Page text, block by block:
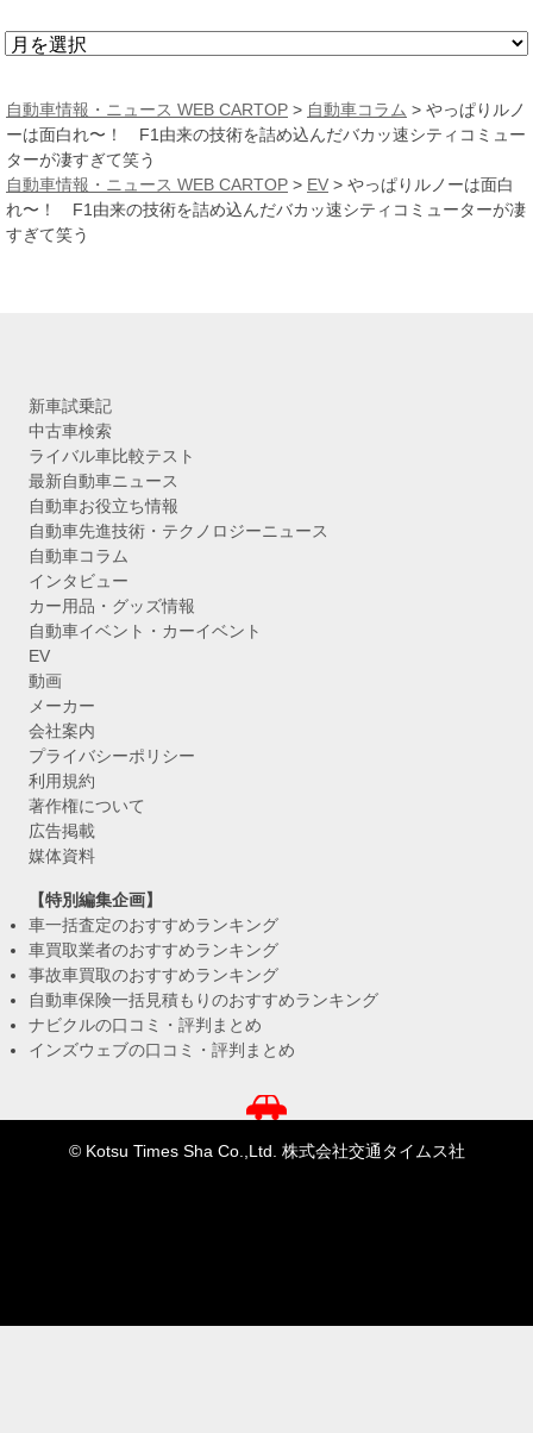
ア
カ
イ
ブ
自動車情報・ニュース WEB CARTOP > 自動車コラム > やっぱりルノ
ーは面白れ〜！ F1由来の技術を詰め込んだバカッ速シティコミュー
ターが凄すぎて笑う
自動車情報・ニュース WEB CARTOP > EV > やっぱりルノーは面白
れ〜！ F1由来の技術を詰め込んだバカッ速シティコミューターが凄
すぎて笑う
新車試乗記
中古車検索
ライバル車比較テスト
最新自動車ニュース
自動車お役立ち情報
自動車先進技術・テクノロジーニュース
自動車コラム
インタビュー
カー用品・グッズ情報
自動車イベント・カーイベント
EV
動画
メーカー
会社案内
プライバシーポリシー
利用規約
著作権について
広告掲載
媒体資料
【特別編集企画】
車一括査定のおすすめランキング
車買取業者のおすすめランキング
事故車買取のおすすめランキング
自動車保険一括見積もりのおすすめランキング
ナビクルの口コミ・評判まとめ
インズウェブの口コミ・評判まとめ
© Kotsu Times Sha Co.,Ltd. 株式会社交通タイムス社